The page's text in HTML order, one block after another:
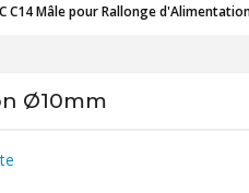
C14 Mâle pour Rallonge
Ø10mm